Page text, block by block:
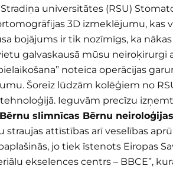
universitātes (RSU)
3D izmeklējumu, kas
bojājums ir tik nozīmīgs, ka
galvaskausā mūsu
noteica operācijas
Šoreiz lūdzām kolēģiem no
Ieguvām precīzu
slimnīcas Bērnu
attīstības arī veselības
jo tiek īstenots Eiropas
ekselences centrs – BBCE”,